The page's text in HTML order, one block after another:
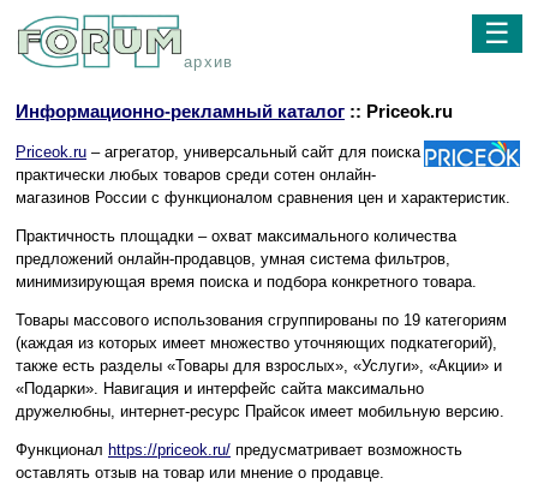
архив
☰
Информационно-рекламный каталог :: Priceok.ru
Priceok.ru – агрегатор, универсальный сайт для поиска
практически любых товаров среди сотен онлайн-
магазинов России с функционалом сравнения цен и характеристик.
Практичность площадки – охват максимального количества
предложений онлайн-продавцов, умная система фильтров,
минимизирующая время поиска и подбора конкретного товара.
Товары массового использования сгруппированы по 19 категориям
(каждая из которых имеет множество уточняющих подкатегорий),
также есть разделы «Товары для взрослых», «Услуги», «Акции» и
«Подарки». Навигация и интерфейс сайта максимально
дружелюбны, интернет-ресурс Прайсок имеет мобильную версию.
Функционал https://priceok.ru/ предусматривает возможность
оставлять отзыв на товар или мнение о продавце.